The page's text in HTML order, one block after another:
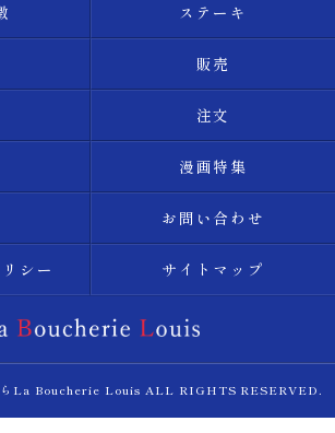
ステーキ
販売
注文
漫画特集
お問い合わせ
シー サイトマップ
らLa Boucherie Louis ALL RIGHTS RESERVED.